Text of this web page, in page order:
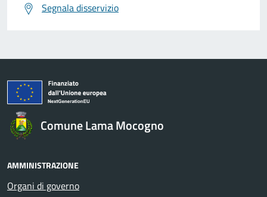
Segnala disservizio
Comune Lama Mocogno
AMMINISTRAZIONE
Organi di governo